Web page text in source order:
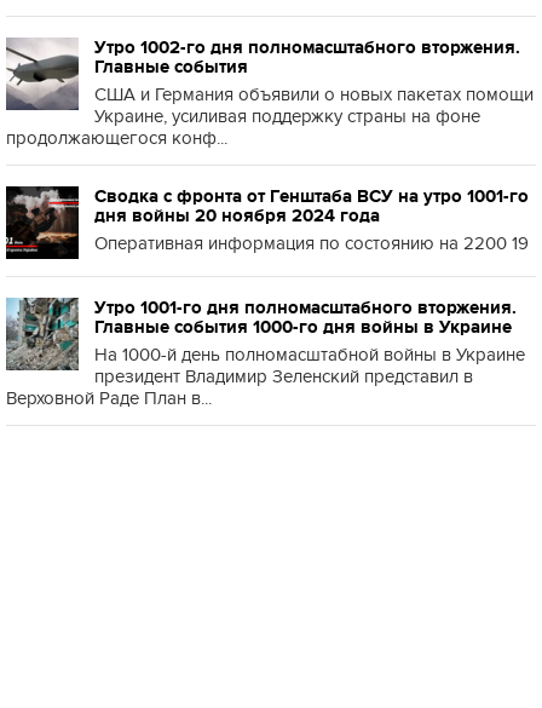
Утро 1002-го дня полномасштабного вторжения.
Главные события
США и Германия объявили о новых пакетах помощи
Украине, усиливая поддержку страны на фоне
продолжающегося конф...
Сводка с фронта от Генштаба ВСУ на утро 1001-го
дня войны 20 ноября 2024 года
Оперативная информация по состоянию на 2200 19
Утро 1001-го дня полномасштабного вторжения.
Главные события 1000-го дня войны в Украине
На 1000-й день полномасштабной войны в Украине
президент Владимир Зеленский представил в
Верховной Раде План в...